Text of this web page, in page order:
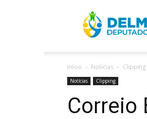
Início Notícias Clipping
Notícias Clipping
Correio